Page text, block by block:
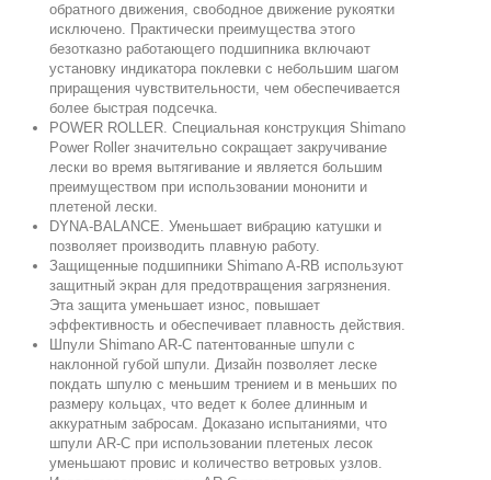
обратного движения, свободное движение рукоятки
исключено. Практически преимущества этого
безотказно работающего подшипника включают
установку индикатора поклевки с небольшим шагом
приращения чувствительности, чем обеспечивается
более быстрая подсечка.
POWER ROLLER. Специальная конструкция Shimano
Power Roller значительно сокращает закручивание
лески во время вытягивание и является большим
преимуществом при использовании мононити и
плетеной лески.
DYNA-BALANCE. Уменьшает вибрацию катушки и
позволяет производить плавную работу.
Защищенные подшипники Shimano A-RB используют
защитный экран для предотвращения загрязнения.
Эта защита уменьшает износ, повышает
эффективность и обеспечивает плавность действия.
Шпули Shimano AR-C патентованные шпули с
наклонной губой шпули. Дизайн позволяет леске
покдать шпулю с меньшим трением и в меньших по
размеру кольцах, что ведет к более длинным и
аккуратным забросам. Доказано испытаниями, что
шпули AR-C при использовании плетеных лесок
уменьшают провис и количество ветровых узлов.